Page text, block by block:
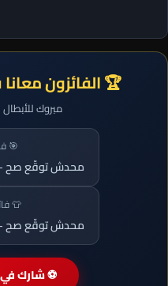
🏆 الفائزون
مبروك
🎯
محدش توقّع صح —
👕
محدش توقّع صح —
⚽ شارك في